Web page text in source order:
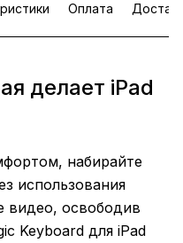
Оплата
делает iPad
набирайте
использования
видео, освободив
Keyboard для iPad